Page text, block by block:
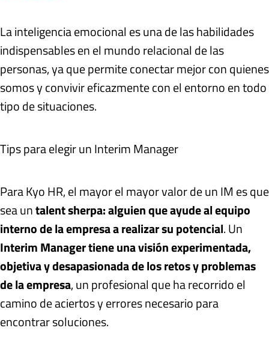
La inteligencia emocional es una de las habilidades
indispensables en el mundo relacional de las
personas, ya que permite conectar mejor con quienes
somos y convivir eficazmente con el entorno en todo
tipo de situaciones.
Tips para elegir un Interim Manager
Para Kyo HR, el mayor el mayor valor de un IM es que
sea untalent sherpa: alguien que ayude al equipo
interno de la empresa a realizar su potencial. Un
Interim Manager tiene una visión experimentada,
objetiva y desapasionada de los retos y problemas
de la empresa, un profesional que ha recorrido el
camino de aciertos y errores necesario para
encontrar soluciones.